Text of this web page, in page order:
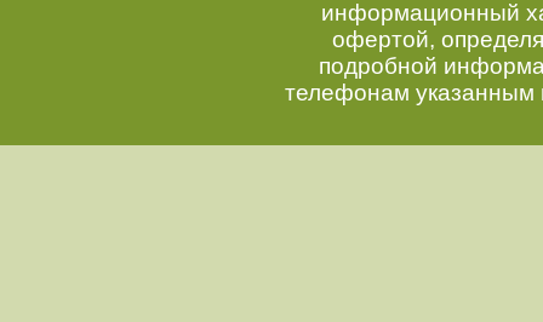
информационный
офертой,
подробной
телефонам указанным